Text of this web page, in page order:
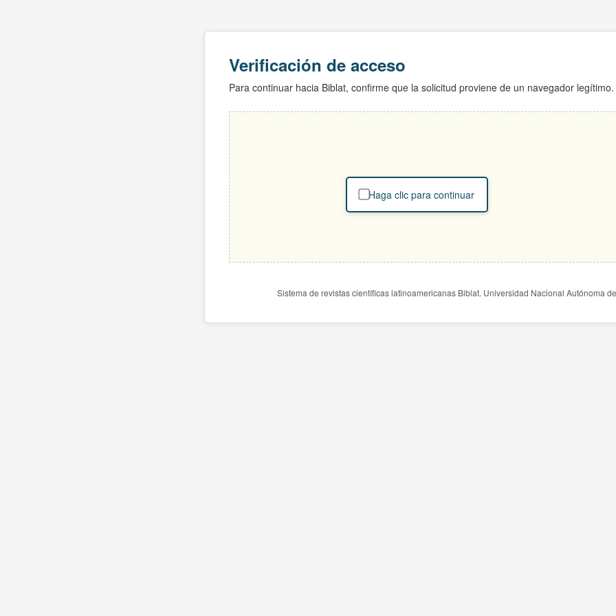
Verificación de acceso
Para continuar hacia Biblat, confirme que la solicitud proviene de un navegador legítimo.
Haga clic para continuar
Sistema de revistas científicas latinoamericanas Biblat. Universidad Nacional Autónoma